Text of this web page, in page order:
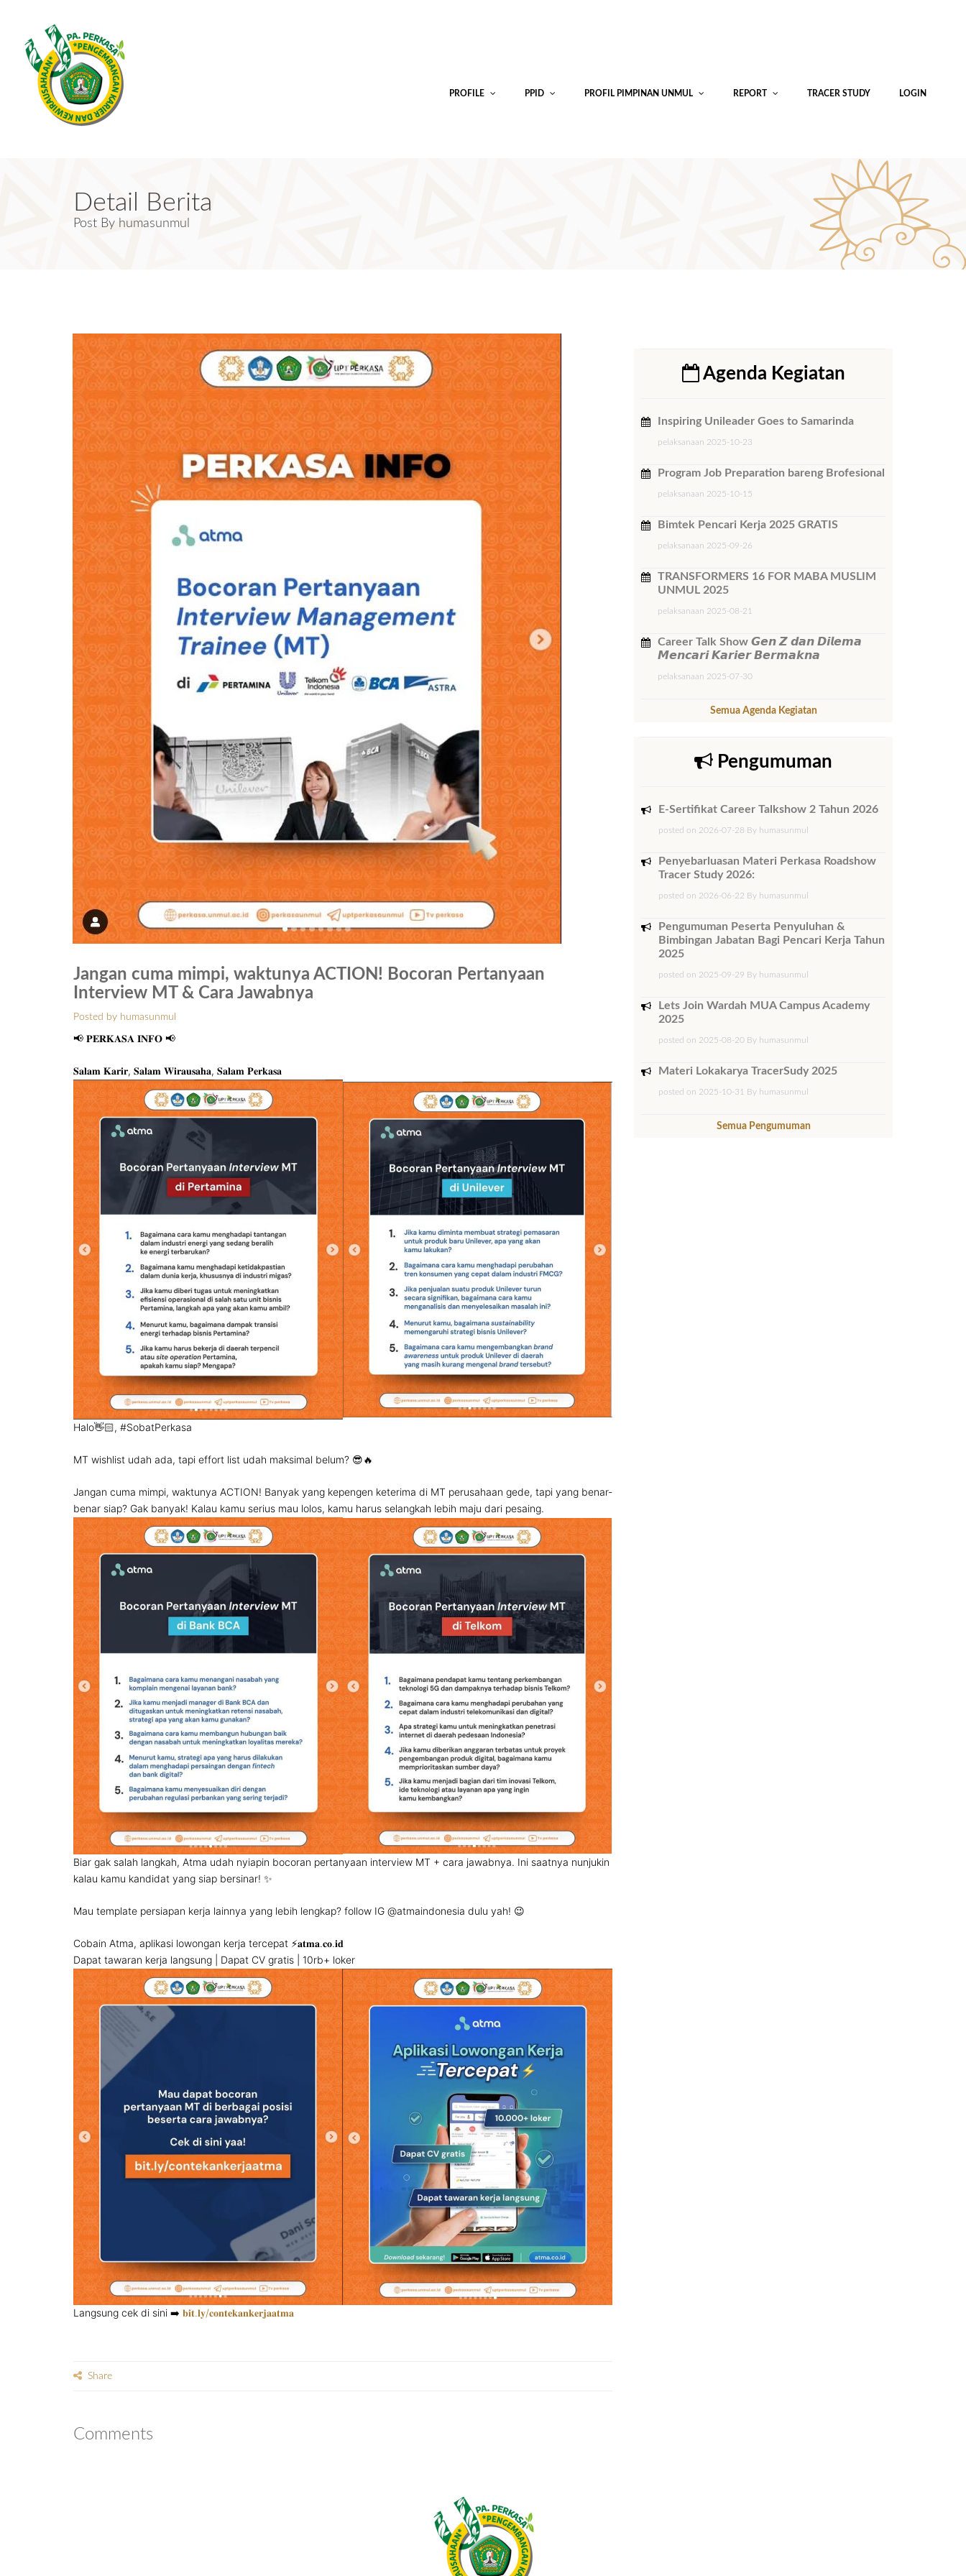
PROFILE PPID PROFIL PIMPINAN UNMUL REPORT TRACER STUDY LOGIN
Detail Berita
Post By humasunmul
Jangan cuma mimpi, waktunya ACTION! Bocoran Pertanyaan
Interview MT & Cara Jawabnya
Posted by humasunmul
📢 𝐏𝐄𝐑𝐊𝐀𝐒𝐀 𝐈𝐍𝐅𝐎 📢
𝐒𝐚𝐥𝐚𝐦 𝐊𝐚𝐫𝐢𝐫, 𝐒𝐚𝐥𝐚𝐦 𝐖𝐢𝐫𝐚𝐮𝐬𝐚𝐡𝐚, 𝐒𝐚𝐥𝐚𝐦 𝐏𝐞𝐫𝐤𝐚𝐬𝐚
Halo👋🏻, #SobatPerkasa
MT wishlist udah ada, tapi effort list udah maksimal belum? 😎🔥
Jangan cuma mimpi, waktunya ACTION! Banyak yang kepengen keterima di MT perusahaan gede, tapi yang benar-
benar siap? Gak banyak! Kalau kamu serius mau lolos, kamu harus selangkah lebih maju dari pesaing.
Biar gak salah langkah, Atma udah nyiapin bocoran pertanyaan interview MT + cara jawabnya. Ini saatnya nunjukin
kalau kamu kandidat yang siap bersinar! ✨
Mau template persiapan kerja lainnya yang lebih lengkap? follow IG @atmaindonesia dulu yah! 😉
Cobain Atma, aplikasi lowongan kerja tercepat ⚡️𝐚𝐭𝐦𝐚.𝐜𝐨.𝐢𝐝
Dapat tawaran kerja langsung | Dapat CV gratis | 10rb+ loker
Langsung cek di sini ➡️ 𝐛𝐢𝐭.𝐥𝐲/𝐜𝐨𝐧𝐭𝐞𝐤𝐚𝐧𝐤𝐞𝐫𝐣𝐚𝐚𝐭𝐦𝐚
Share
Comments
Agenda Kegiatan
Inspiring Unileader Goes to Samarinda
pelaksanaan 2025-10-23
Program Job Preparation bareng Brofesional
pelaksanaan 2025-10-15
Bimtek ​Pencari Kerja 2025 GRATIS
pelaksanaan 2025-09-26
TRANSFORMERS 16 FOR MABA MUSLIM
UNMUL 2025
pelaksanaan 2025-08-21
Career Talk Show 𝙂𝙚𝙣 𝙕 𝙙𝙖𝙣 𝘿𝙞𝙡𝙚𝙢𝙖
𝙈𝙚𝙣𝙘𝙖𝙧𝙞 𝙆𝙖𝙧𝙞𝙚𝙧 𝘽𝙚𝙧𝙢𝙖𝙠𝙣𝙖
pelaksanaan 2025-07-30
Semua Agenda Kegiatan
Pengumuman
E-Sertifikat Career Talkshow 2 Tahun 2026
posted on 2026-07-28 By humasunmul
Penyebarluasan Materi Perkasa Roadshow
Tracer Study 2026:
posted on 2026-06-22 By humasunmul
Pengumuman Peserta Penyuluhan &
Bimbingan Jabatan Bagi Pencari Kerja Tahun
2025
posted on 2025-09-29 By humasunmul
Lets Join Wardah MUA Campus Academy
2025
posted on 2025-08-20 By humasunmul
Materi Lokakarya TracerSudy 2025
posted on 2025-10-31 By humasunmul
Semua Pengumuman